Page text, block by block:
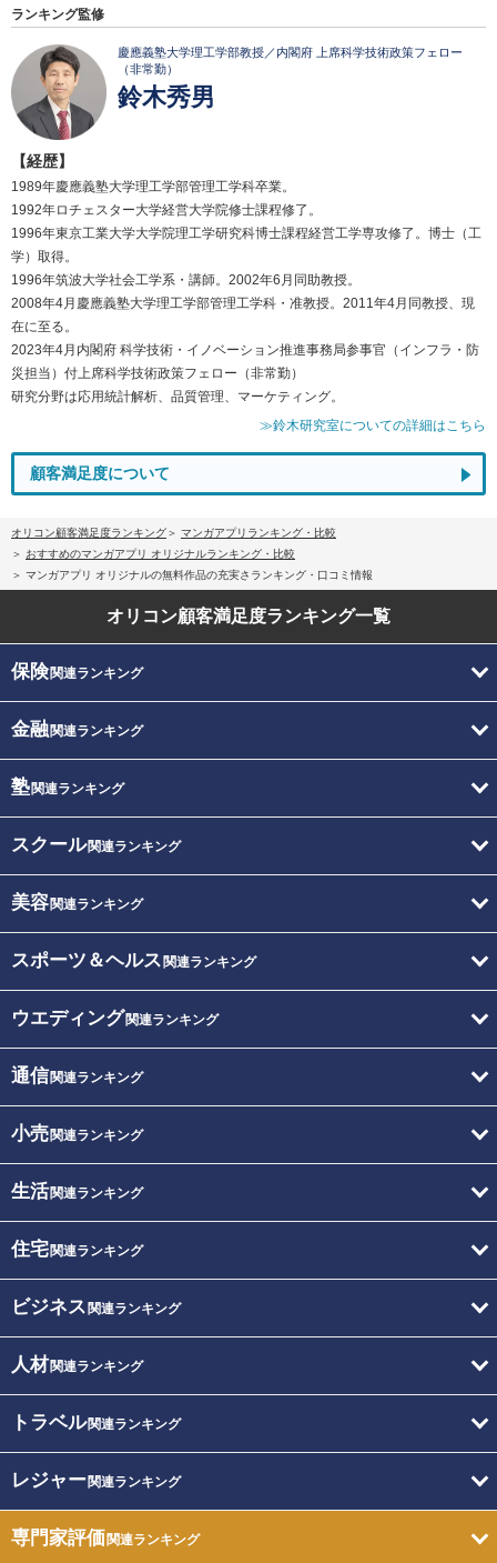
ランキング監修
慶應義塾大学理工学部教授／内閣府 上席科学技術政策フェロー
（非常勤）
鈴木秀男
【経歴】
1989年慶應義塾大学理工学部管理工学科卒業。
1992年ロチェスター大学経営大学院修士課程修了。
1996年東京工業大学大学院理工学研究科博士課程経営工学専攻修了。博士（工
学）取得。
1996年筑波大学社会工学系・講師。2002年6月同助教授。
2008年4月慶應義塾大学理工学部管理工学科・准教授。2011年4月同教授、現
在に至る。
2023年4月内閣府 科学技術・イノベーション推進事務局参事官（インフラ・防
災担当）付上席科学技術政策フェロー（非常勤）
研究分野は応用統計解析、品質管理、マーケティング。
≫鈴木研究室についての詳細はこちら
顧客満足度について
オリコン顧客満足度ランキング
マンガアプリランキング・比較
おすすめのマンガアプリ オリジナルランキング・比較
マンガアプリ オリジナルの無料作品の充実さランキング・口コミ情報
オリコン顧客満足度ランキング一覧
保険関連ランキング
金融関連ランキング
塾関連ランキング
スクール関連ランキング
美容関連ランキング
スポーツ＆ヘルス 関連ランキング
ウエディング関連ランキング
通信関連ランキング
小売関連ランキング
生活関連ランキング
住宅関連ランキング
ビジネス 関連ランキング
人材関連ランキング
トラベル関連ランキング
レジャー関連ランキング
専門家評価関連ランキング